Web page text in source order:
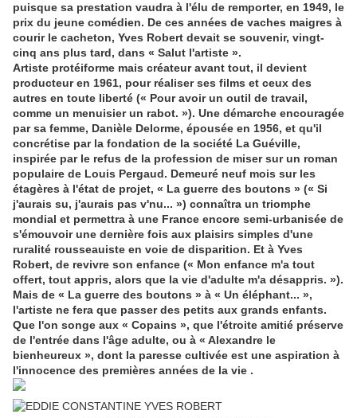
puisque sa prestation vaudra à l'élu de remporter, en 1949, le
prix du jeune comédien. De ces années de vaches maigres à
courir le cacheton, Yves Robert devait se souvenir, vingt-
cinq ans plus tard, dans « Salut l'artiste ».
Artiste protéiforme mais créateur avant tout, il devient
producteur en 1961, pour réaliser ses films et ceux des
autres en toute liberté (« Pour avoir un outil de travail,
comme un menuisier un rabot. »). Une démarche encouragée
par sa femme, Danièle Delorme, épousée en 1956, et qu'il
concrétise par la fondation de la société La Guéville,
inspirée par le refus de la profession de miser sur un roman
populaire de Louis Pergaud. Demeuré neuf mois sur les
étagères à l'état de projet, « La guerre des boutons » (« Si
j'aurais su, j'aurais pas v'nu... ») connaîtra un triomphe
mondial et permettra à une France encore semi-urbanisée de
s'émouvoir une dernière fois aux plaisirs simples d'une
ruralité rousseauiste en voie de disparition. Et à Yves
Robert, de revivre son enfance (« Mon enfance m'a tout
offert, tout appris, alors que la vie d'adulte m'a désappris. »).
Mais de « La guerre des boutons » à « Un éléphant... »,
l'artiste ne fera que passer des petits aux grands enfants.
Que l'on songe aux « Copains », que l'étroite amitié préserve
de l'entrée dans l'âge adulte, ou à « Alexandre le
bienheureux », dont la paresse cultivée est une aspiration à
l'innocence des premières années de la vie .